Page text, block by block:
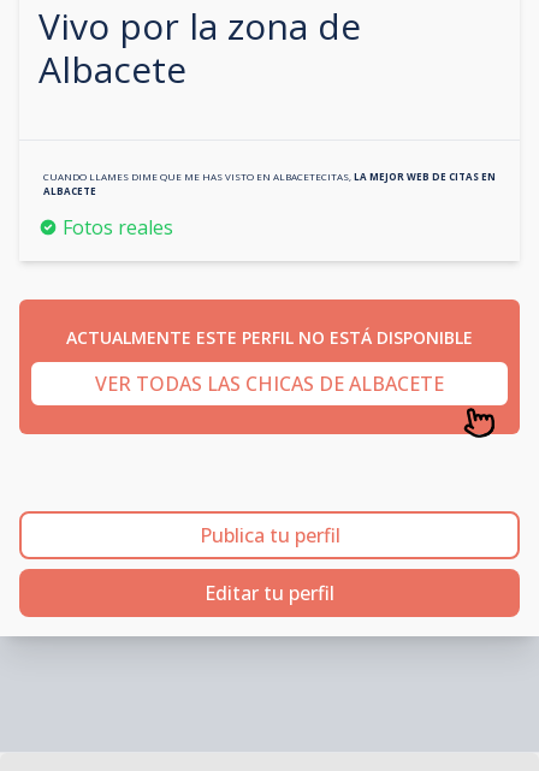
Vivo por la zona de
Albacete
CUANDO LLAMES DIME QUE ME HAS VISTO EN ALBACETECITAS LA MEJOR WEB DE CITAS EN
ALBACETE
Fotos reales
ACTUALMENTE ESTE PERFIL NO ESTÁ DISPONIBLE
VER TODAS LAS CHICAS DE ALBACETE
Publica tu perfil
Editar tu perfil